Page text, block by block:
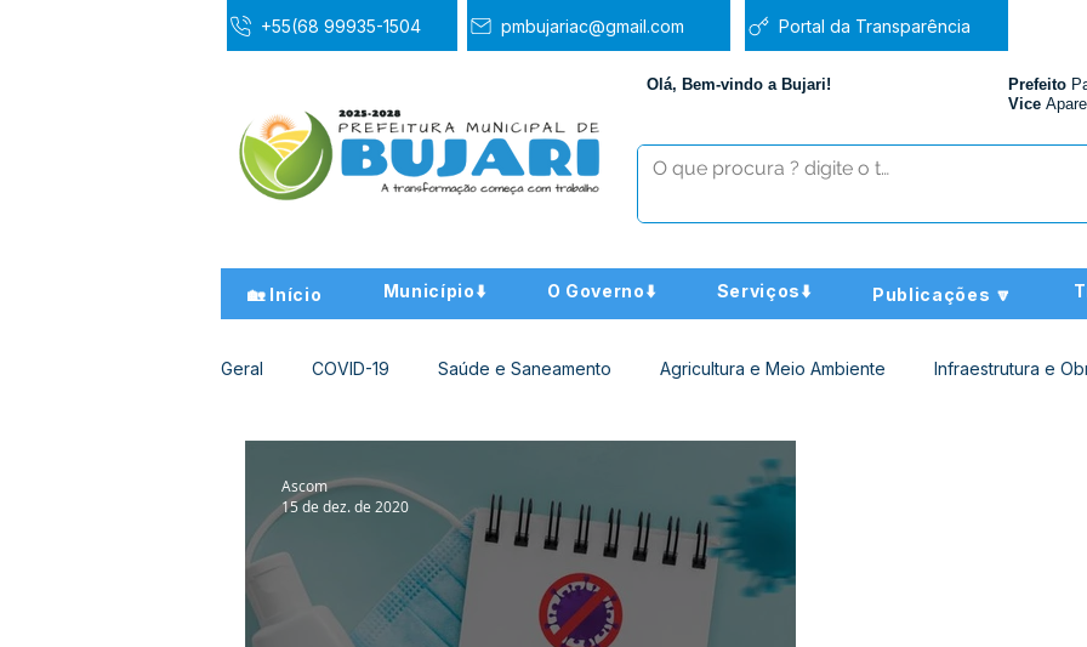
+55(68 99935-1504 pmbujariac@gmail.com Portal da Transparência
Olá, Bem-vindo a Bujari! Prefeito
Vice
🏡 Início Município⬇️ O Governo⬇️ Serviços⬇️ Publicações 🔽
Geral COVID-19 Saúde e Saneamento Agricultura e Meio Ambiente Infraestrutura e
Assistência Social
Institucional e Governo Datas Comemorativas
Ascom
15 de dez. de 2020